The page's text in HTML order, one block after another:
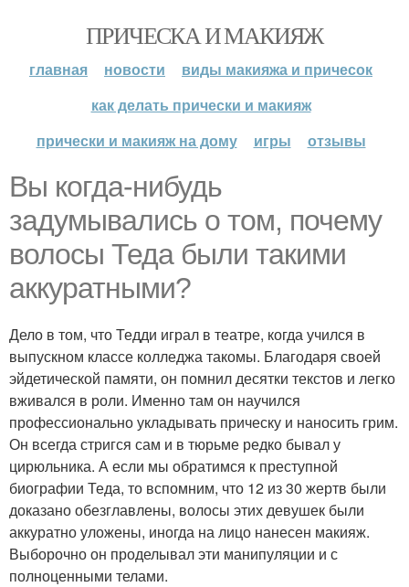
ПРИЧЕСКА И МАКИЯЖ
главная новости
виды макияжа и причесок
как делать прически и макияж
прически и макияж на дому
игры отзывы
Вы когда-нибудь
задумывались о том, почему
волосы Теда были такими
аккуратными?
Дело в том, что Тедди играл в театре, когда учился в
выпускном классе колледжа такомы. Благодаря своей
эйдетической памяти, он помнил десятки текстов и легко
вживался в роли. Именно там он научился
профессионально укладывать прическу и наносить грим.
Он всегда стригся сам и в тюрьме редко бывал у
цирюльника. А если мы обратимся к преступной
биографии Теда, то вспомним, что 12 из 30 жертв были
доказано обезглавлены, волосы этих девушек были
аккуратно уложены, иногда на лицо нанесен макияж.
Выборочно он проделывал эти манипуляции и с
полноценными телами.